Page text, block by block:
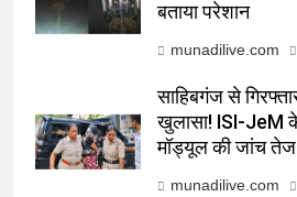
बताया परेशान
munadilive.com
साहिबगंज से
खुलासा! ISI-JeM
मॉड्यूल की जांच तेज
munadilive.com